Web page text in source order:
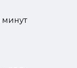
минут